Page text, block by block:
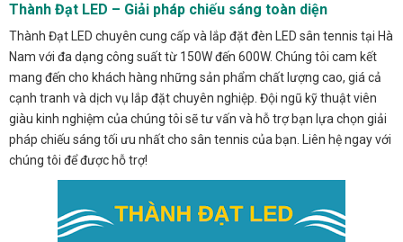
Thành Đạt LED – Giải pháp chiếu sáng toàn diện
Thành Đạt LED chuyên cung cấp và lắp đặt đèn LED sân tennis tại Hà
Nam với đa dạng công suất từ 150W đến 600W. Chúng tôi cam kết
mang đến cho khách hàng những sản phẩm chất lượng cao, giá cả
cạnh tranh và dịch vụ lắp đặt chuyên nghiệp. Đội ngũ kỹ thuật viên
giàu kinh nghiệm của chúng tôi sẽ tư vấn và hỗ trợ bạn lựa chọn giải
pháp chiếu sáng tối ưu nhất cho sân tennis của bạn. Liên hệ ngay với
chúng tôi để được hỗ trợ!